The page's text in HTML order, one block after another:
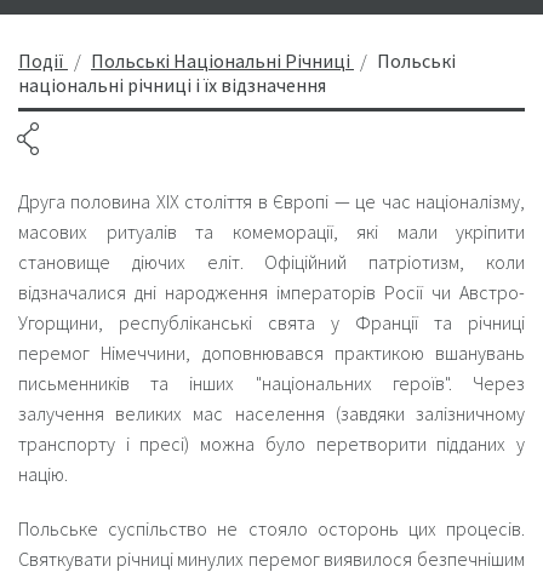
Події Польські Національні Річниці
Польські
національні річниці і їх відзначення
Друга половина ХІХ століття в Європі — це час націоналізму,
масових ритуалів та комеморації, які мали укріпити
становище діючих еліт. Офіційний патріотизм, коли
відзначалися дні народження імператорів Росії чи Австро-
Угорщини, республіканські свята у Франції та річниці
перемог Німеччини, доповнювався практикою вшанувань
письменників та інших "національних героїв". Через
залучення великих мас населення (завдяки залізничному
транспорту і пресі) можна було перетворити підданих у
націю.
Польське суспільство не стояло осторонь цих процесів.
Святкувати річниці минулих перемог виявилося безпечнішим